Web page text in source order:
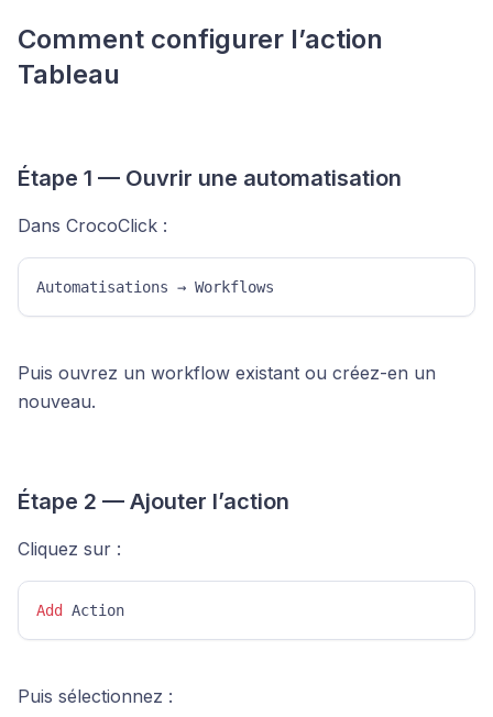
Comment configurer l’action
Tableau
Étape 1 — Ouvrir une automatisation
Dans CrocoClick :
Automatisations → Workflows
Puis ouvrez un workflow existant ou créez-en un
nouveau.
Étape 2 — Ajouter l’action
Cliquez sur :
Add Action
Puis sélectionnez :